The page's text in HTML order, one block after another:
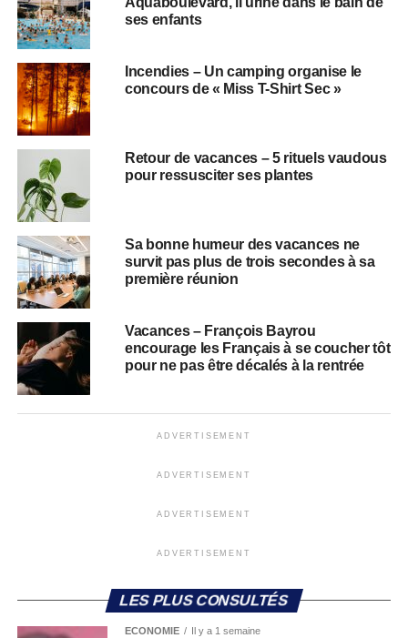
ses enfants
Incendies – Un camping organise le
concours de « Miss T-Shirt Sec »
Retour de vacances – 5 rituels vaudous
pour ressusciter ses plantes
Sa bonne humeur des vacances ne
survit pas plus de trois secondes à sa
première réunion
Vacances – François Bayrou
encourage les Français à se coucher tôt
pour ne pas être décalés à la rentrée
ADVERTISEMENT
ADVERTISEMENT
ADVERTISEMENT
ADVERTISEMENT
LES PLUS CONSULTÉS
ECONOMIE Il y a 1 semaine